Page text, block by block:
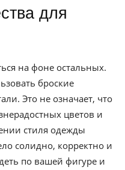
на фоне остальных.
броские
Это не означает, что
цветов и
стиля одежды
солидно, корректно и
по вашей фигуре и